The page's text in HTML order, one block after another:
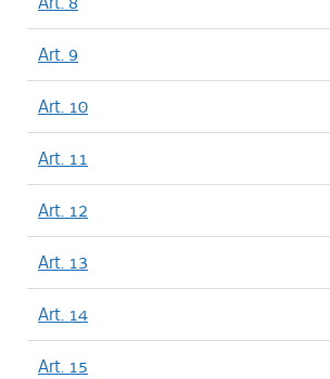
Art. 9
Art. 10
Art. 11
Art. 12
Art. 13
Art. 14
Art. 15